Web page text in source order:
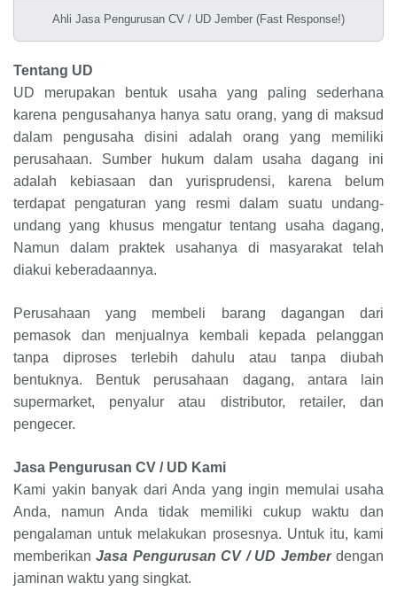
Ahli Jasa Pengurusan CV / UD Jember (Fast Response!)
Tentang UD
UD merupakan bentuk usaha yang paling sederhana
karena pengusahanya hanya satu orang, yang di maksud
dalam pengusaha disini adalah orang yang memiliki
perusahaan. Sumber hukum dalam usaha dagang ini
adalah kebiasaan dan yurisprudensi, karena belum
terdapat pengaturan yang resmi dalam suatu undang-
undang yang khusus mengatur tentang usaha dagang,
Namun dalam praktek usahanya di masyarakat telah
diakui keberadaannya.
Perusahaan yang membeli barang dagangan dari
pemasok dan menjualnya kembali kepada pelanggan
tanpa diproses terlebih dahulu atau tanpa diubah
bentuknya. Bentuk perusahaan dagang, antara lain
supermarket, penyalur atau distributor, retailer, dan
pengecer.
Jasa Pengurusan CV / UD Kami
Kami yakin banyak dari Anda yang ingin memulai usaha
Anda, namun Anda tidak memiliki cukup waktu dan
pengalaman untuk melakukan prosesnya. Untuk itu, kami
memberikanJasa Pengurusan CV / UD Jember dengan
jaminan waktu yang singkat.